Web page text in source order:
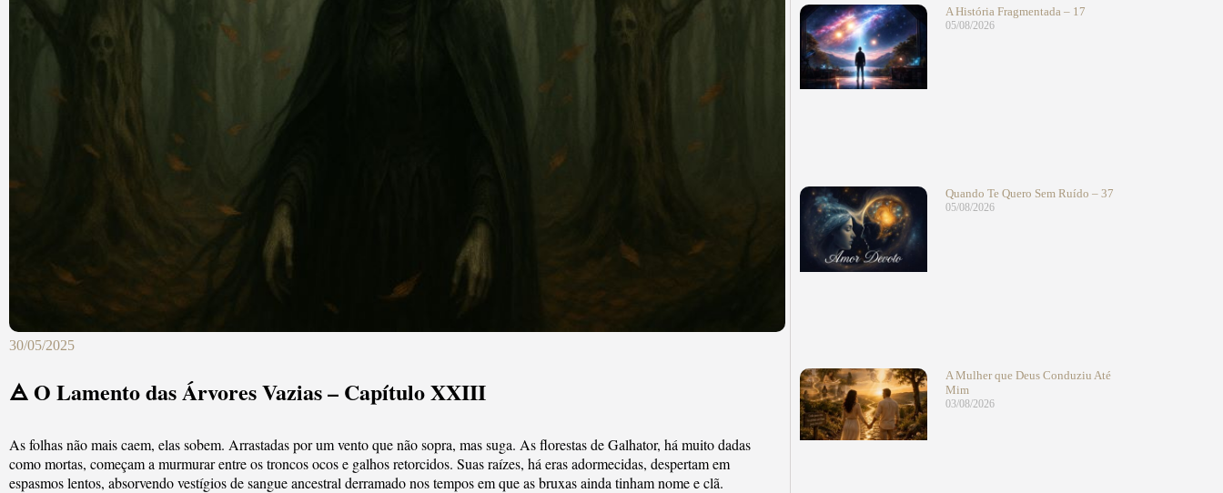
30/05/2025
🜁 O Lamento das Árvores Vazias – Capítulo XXIII
As folhas não mais caem, elas sobem. Arrastadas por um vento que não sopra, mas suga. As florestas de Galhator, há muito dadas
como mortas, começam a murmurar entre os troncos ocos e galhos retorcidos. Suas raízes, há eras adormecidas, despertam em
espasmos lentos, absorvendo vestígios de sangue ancestral derramado nos tempos em que as bruxas ainda tinham nome e clã.
A História Fragmentada – 17
05/08/2026
Quando Te Quero Sem Ruído – 37
05/08/2026
A Mulher que Deus Conduziu Até
Mim
03/08/2026